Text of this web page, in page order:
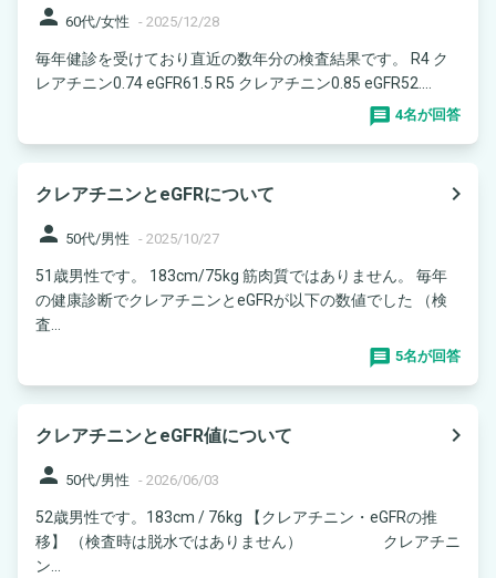
person 60代/女性 - 2025/12/28
毎年健診を受けており直近の数年分の検査結果です。 R4 ク
レアチニン0.74 eGFR61.5 R5 クレアチニン0.85 eGFR52....
4名が回答
クレアチニンとeGFRについて
navigate_next
person 50代/男性 - 2025/10/27
51歳男性です。 183cm/75kg 筋肉質ではありません。 毎年
の健康診断でクレアチニンとeGFRが以下の数値でした （検
査...
5名が回答
クレアチニンとeGFR値について
navigate_next
person 50代/男性 - 2026/06/03
52歳男性です。183cm / 76kg 【クレアチニン・eGFRの推
移】 （検査時は脱水ではありません） クレアチニ
ン...